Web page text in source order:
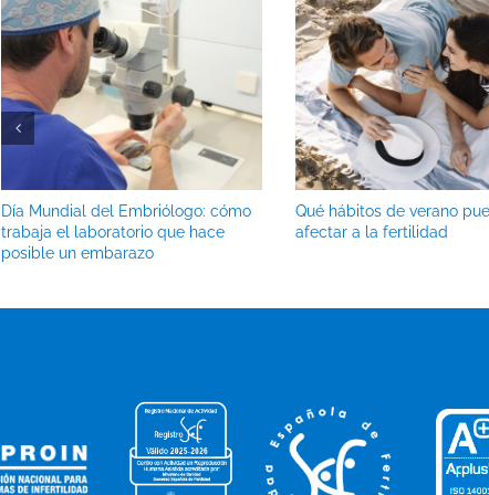
Día Mundial del Embriólogo: cómo
trabaja el laboratorio que hace
posible un embarazo
Qué hábitos de verano
afectar a la fertilidad